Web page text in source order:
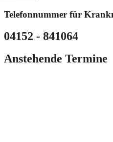
Telefonnummer für
04152 - 841064
Anstehende Termine